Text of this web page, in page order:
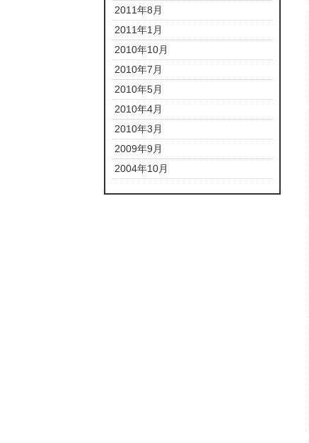
2011年8月
2011年1月
2010年10月
2010年7月
2010年5月
2010年4月
2010年3月
2009年9月
2004年10月